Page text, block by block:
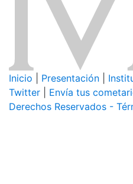
Inicio Presentación
Twitter
Envía tus
Derechos Reservados -